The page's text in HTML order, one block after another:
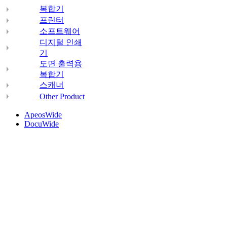
복합기
프린터
소프트웨어
디지털 인쇄
기
도면 출력용
복합기
스캐너
Other Product
ApeosWide
DocuWide